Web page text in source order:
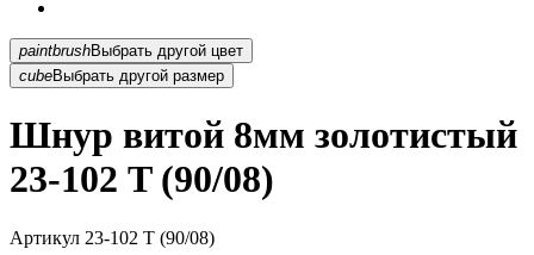
paintbrush
Выбрать другой цвет
cubeВыбрать другой размер
Шнур витой 8мм золотистый
23-102 T (90/08)
Артикул 23-102 T (90/08)